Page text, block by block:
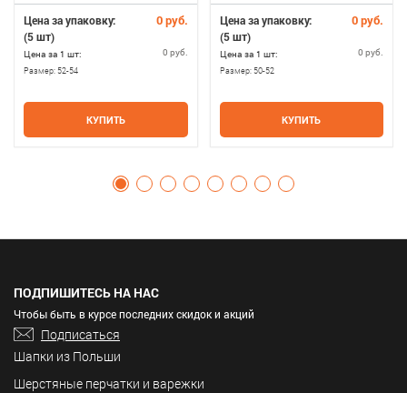
Цена за упаковку: 0 руб.
(5 шт)
Цена за 1 шт: 0 руб.
Размер:52-54
КУПИТЬ
Цена за упаковку: 0 руб.
(5 шт)
Цена за 1 шт: 0 руб.
Размер: 50-52
КУПИТЬ
ПОДПИШИТЕСЬ НА НАС
Чтобы быть в курсе последних скидок и акций
Подписаться
Шапки из Польши
Шерстяные перчатки и варежки